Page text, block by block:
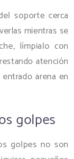
soporte cerca
mientras se
límpialo con
atención
arena en
golpes
golpes no son